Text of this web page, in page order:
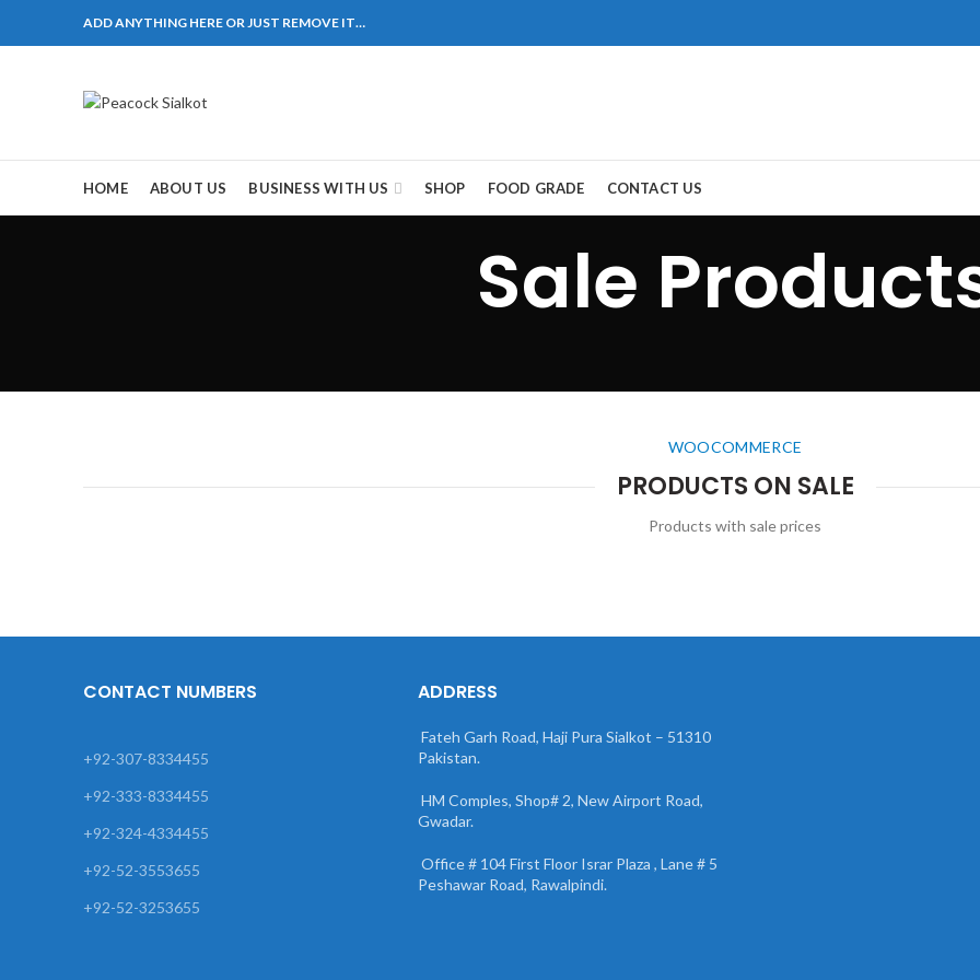
ADD ANYTHING HERE OR JUST REMOVE IT…
HOME ABOUT US BUSINESS WITH US SHOP FOOD GRADE CONTACT US
Sale
WOOCOMMERCE
PRODUCTS ON SALE
Products with sale prices
– 51310 Pakistan. HM Comples, Shop# 2, New Airport Road, Gwadar.
麻煩，這不是因為缺乏性生活，而是因為缺乏溝通，所以保持談話很重
些前戲都可以很好的幫助你獲得一場高質量的夫妻生活。犀利士治療陽
CONTACT NUMBERS
+92-307-8334455
+92-333-8334455
+92-324-4334455
+92-52-3553655
+92-52-3253655
ADDRESS
Fateh Garh Road, Haji Pura Sialkot – 51310
Pakistan.
HM Comples, Shop# 2, New Airport Road,
Gwadar.
Office # 104 First Floor Israr Plaza , Lane # 5
Peshawar Road, Rawalpindi.